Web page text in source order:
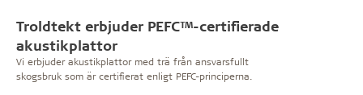
Troldtekt erbjuder PEFC™-certifierade
akustikplattor
Vi erbjuder akustikplattor med trä från ansvarsfullt
skogsbruk som är certifierat enligt PEFC-principerna.